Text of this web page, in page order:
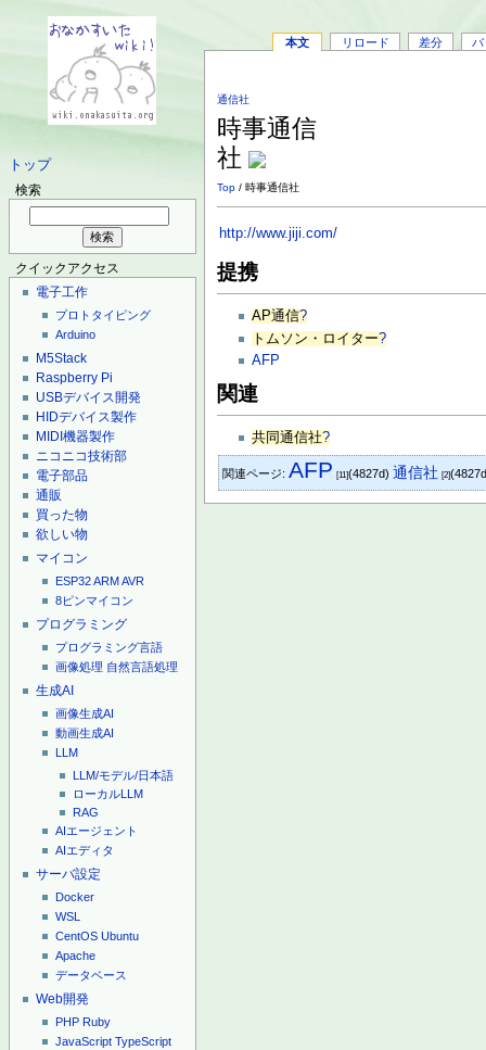
トップ
検索
クイックアクセス
電子工作
プロトタイピング
Arduino
M5Stack
Raspberry Pi
USBデバイス開発
HIDデバイス製作
MIDI機器製作
ニコニコ技術部
電子部品
通販
買った物
欲しい物
マイコン
ESP32ARMAVR
8ピンマイコン
プログラミング
プログラミング言語
画像処理 自然言語処理
生成AI
画像生成AI
動画生成AI
LLM
LLM/モデル/日本語
ローカルLLM
RAG
AIエージェント
AIエディタ
サーバ設定
Docker
WSL
CentOS Ubuntu
Apache
データベース
Web開発
PHP Ruby
JavaScript TypeScript
本文 リロード 差分 バ
通信社
時事通信
社
Top / 時事通信社
http://www.jiji.com/
提携
AP通信?
トムソン・ロイター?
AFP
関連
共同通信社?
関連ページ:AFP [11](4827d)通信社 [2]